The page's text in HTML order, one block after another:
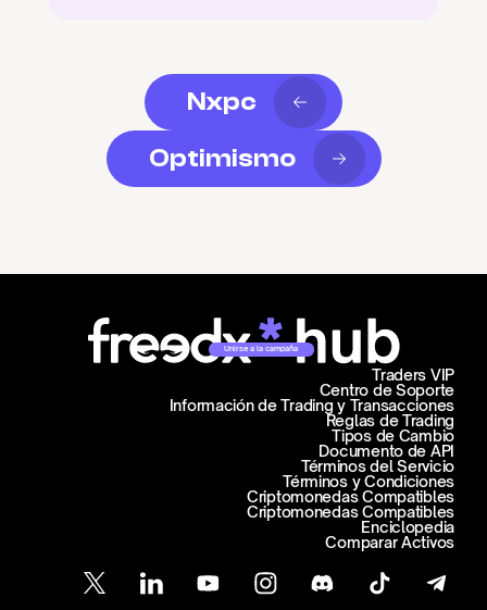
Nxpc
Optimismo
Unirse a la campaña
Centro de Soporte
Información de Trading y Transacciones
Traders VIP
Reglas de Trading
Tipos de Cambio
Documento de API
Términos del Servicio
Términos y Condiciones
Criptomonedas Compatibles
Criptomonedas Compatibles
Enciclopedia
Comparar Activos